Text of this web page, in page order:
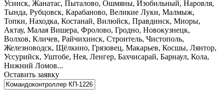
Усинск, Жанатас, Пыталово, Ошмяны, Изобильный, Наровля,
Тында, Рубцовск, Карабаново, Великие Луки, Малмыж,
Топки, Находка, Костанай, Вилюйск, Правдинск, Миоры,
Актау, Малая Вишера, Фролово, Гродно, Новокузнецк,
Волхов, Кличев, Райчихинск, Строитель, Чистополь,
Железноводск, Щёлкино, Грязовец, Макарьев, Косшы, Лянтор,
Уссурийск, Уштобе, Нея, Ленгер, Бахчисарай, Барнаул, Кола,
Нижний Ломов...
Оставить заявку